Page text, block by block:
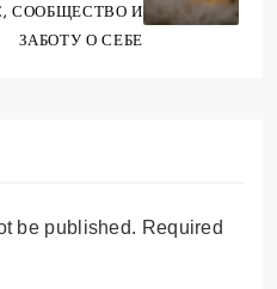
СООБЩЕСТВО И
ЗАБОТУ О СЕБЕ
be published. Required